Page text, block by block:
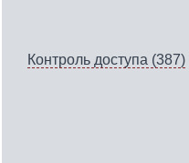
Контроль доступа (387)